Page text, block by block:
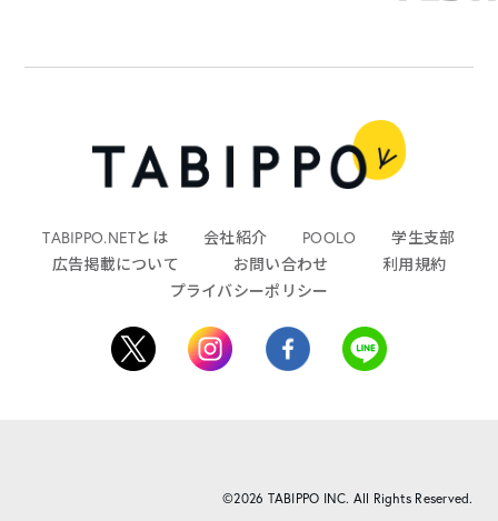
TABIPPO.NETとは 会社紹介 POOLO
学生支部
広告掲載について
お問い合わせ
利用規約
プライバシーポリシー
©2026 TABIPPO INC. All Rights Reserved.